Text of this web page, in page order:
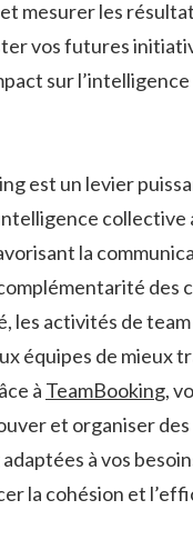
mesurer les
vos futures
sur
est un levier
collective
la
des
les activités de
équipes de mieux
à TeamBooking,
et organiser
à vos
la cohésion et